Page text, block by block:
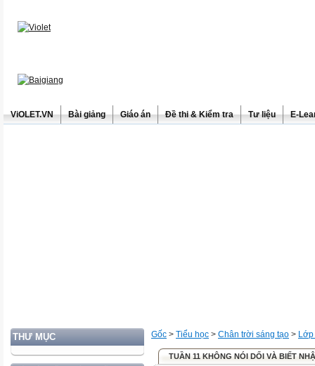
ViOLET.VN Bài giảng Giáo án Đề thi & Kiểm tra Tư liệu E-
THƯ MỤC Gốc > Tiểu học > Chân trời sáng tạo >
TUẦN 11 KHÔNG NÓI DỐI VÀ BIẾT